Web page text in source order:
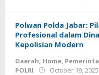
Polwan Polda Jabar:
Profesional dalam
Kepolisian Modern
Daerah, Home,
POLRI
October 19, 2025